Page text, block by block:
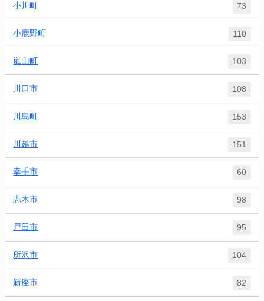
小川町 73
小鹿野町 110
嵐山町 103
川口市 108
川島町 153
川越市 151
幸手市 60
志木市 98
戸田市 95
所沢市 104
新座市 82